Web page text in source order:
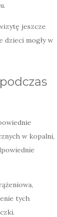
jeszcze
dzieci mogły w
w kopalni,
tych